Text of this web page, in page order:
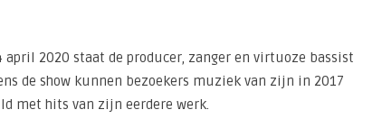
april 2020 staat de producer, zanger en virtuoze bassist
de show kunnen bezoekers muziek van zijn in 2017
met hits van zijn eerdere werk.